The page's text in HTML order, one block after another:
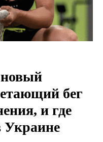
бег
и где
Украине